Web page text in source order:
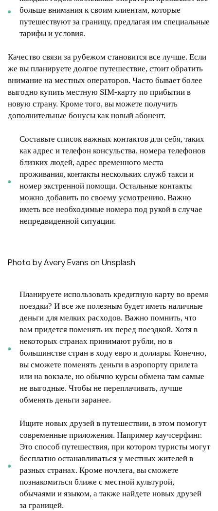
больше внимания к своим клиентам, которые
путешествуют за границу, предлагая им специальные
тарифы и условия.
Качество связи за рубежом становится все лучше. Если
же вы планируете долгое путешествие, стоит обратить
внимание на местных операторов. Часто бывает более
выгодно купить местную SIM-карту по прибытии в
новую страну. Кроме того, вы можете получить
дополнительные бонусы как новый абонент.
Составьте список важных контактов для себя, таких
как адрес и телефон консульства, номера телефонов
близких людей, адрес временного места
проживания, контакты нескольких служб такси и
номер экстренной помощи. Остальные контакты
можно добавить по своему усмотрению. Важно
иметь все необходимые номера под рукой в случае
непредвиденной ситуации.
Photo by Avery Evans on Unsplash
Планируете использовать кредитную карту во время
поездки? И все же полезным будет иметь наличные
деньги для мелких расходов. Важно помнить, что
вам придется поменять их перед поездкой. Хотя в
некоторых странах принимают рубли, но в
большинстве стран в ходу евро и доллары. Конечно,
вы сможете поменять деньги в аэропорту прилета
или на вокзале, но обычно курсы обмена там самые
не выгодные. Чтобы не переплачивать, лучше
обменять деньги заранее.
Ищите новых друзей в путешествии, в этом помогут
современные приложения. Например каучсерфинг.
Это способ путешествия, при котором туристы могут
бесплатно останавливаться у местных жителей в
разных странах. Кроме ночлега, вы сможете
познакомиться ближе с местной культурой,
обычаями и языком, а также найдете новых друзей
за границей.